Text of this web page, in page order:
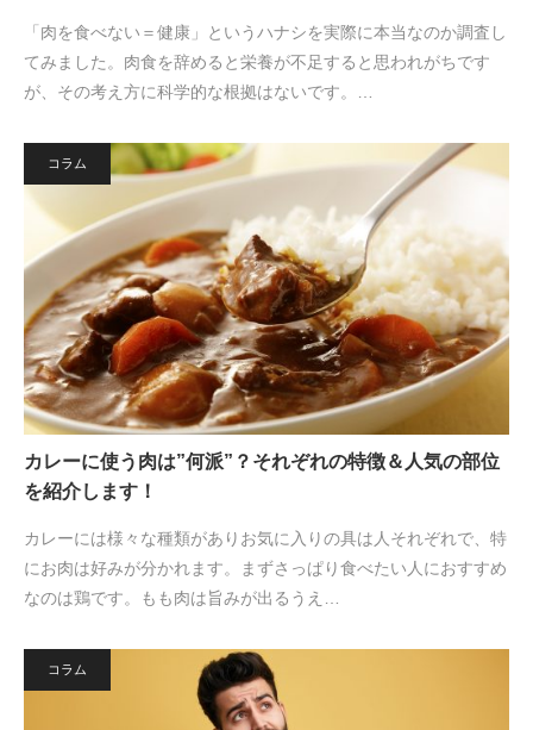
「肉を食べない＝健康」というハナシを実際に本当なのか調査し
てみました。肉食を辞めると栄養が不足すると思われがちです
が、その考え方に科学的な根拠はないです。…
コラム
カレーに使う肉は”何派”？それぞれの特徴＆人気の部位
を紹介します！
カレーには様々な種類がありお気に入りの具は人それぞれで、特
にお肉は好みが分かれます。まずさっぱり食べたい人におすすめ
なのは鶏です。もも肉は旨みが出るうえ…
コラム